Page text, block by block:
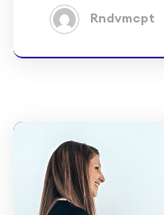
Rndvmcpt